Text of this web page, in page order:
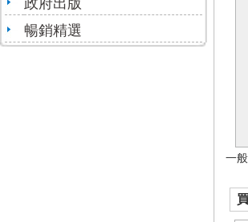
政府出版
暢銷精選
一